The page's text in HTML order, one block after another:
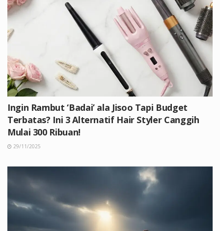
Ingin Rambut ‘Badai’ ala Jisoo Tapi Budget
Terbatas? Ini 3 Alternatif Hair Styler Canggih
Mulai 300 Ribuan!
29/11/2025